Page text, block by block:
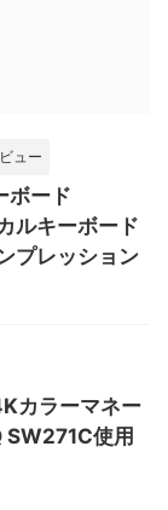
ュー
ボード
ルキーボード
プレッション
カラーマネー
SW271C使用